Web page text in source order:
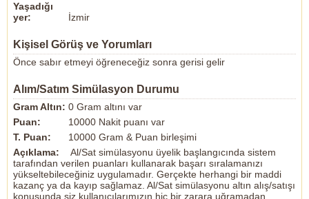
Yaşadığı
yer:
İzmir
Kişisel Görüş ve Yorumları
Önce sabır etmeyi öğreneceğiz sonra gerisi gelir
Alım/Satım Simülasyon Durumu
Gram Altın: 0 Gram altını var
Puan:
10000 Nakit puanı var
T. Puan:
10000 Gram & Puan birleşimi
Açıklama:
Al/Sat simülasyonu üyelik başlangıcında sistem
tarafından verilen puanları kullanarak başarı sıralamanızı
yükseltebileceğiniz uygulamadır. Gerçekte herhangi bir maddi
kazanç ya da kayıp sağlamaz. Al/Sat simülasyonu altın alış/satışı
konusunda siz kullanıcılarımızın hiç bir zarara uğramadan